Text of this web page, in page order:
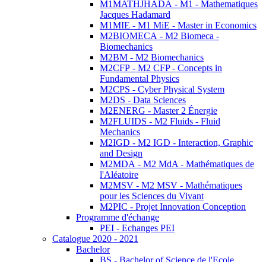
M1MATHJHADA - M1 - Mathematiques
Jacques Hadamard
M1MIE - M1 MiE - Master in Economics
M2BIOMECA - M2 Biomeca -
Biomechanics
M2BM - M2 Biomechanics
M2CFP - M2 CFP - Concepts in
Fundamental Physics
M2CPS - Cyber Physical System
M2DS - Data Sciences
M2ENERG - Master 2 Énergie
M2FLUIDS - M2 Fluids - Fluid
Mechanics
M2IGD - M2 IGD - Interaction, Graphic
and Design
M2MDA - M2 MdA - Mathématiques de
l'Aléatoire
M2MSV - M2 MSV - Mathématiques
pour les Sciences du Vivant
M2PIC - Projet Innovation Conception
Programme d'échange
PEI - Echanges PEI
Catalogue 2020 - 2021
Bachelor
BS - Bachelor of Science de l'Ecole